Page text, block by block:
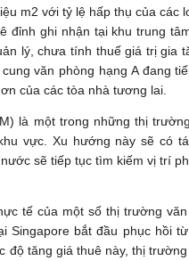
m2 với tỷ lệ hấp thụ của các
đỉnh ghi nhận tại khu trung
lý, chưa tính thuế giá trị gia
văn phòng hạng A đang
của các tòa nhà tương lai.
là một trong những thị
vực. Xu hướng này sẽ có
sẽ tiếp tục tìm kiếm vị trí
tế của một số thị trường
Singapore bắt đầu phục hồi
độ tăng giá thuê này, thị